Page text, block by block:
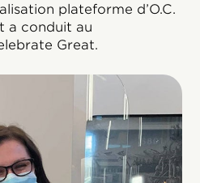
plateforme d’O.C.
a conduit au
Great.